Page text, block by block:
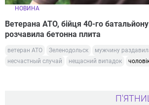
НОВИНА
Ветерана АТО, бійця 40-го
розчавила бетонна плита
ветеран АТО Зеленодольск
мужчину
несчастный случай
нещасний випадок